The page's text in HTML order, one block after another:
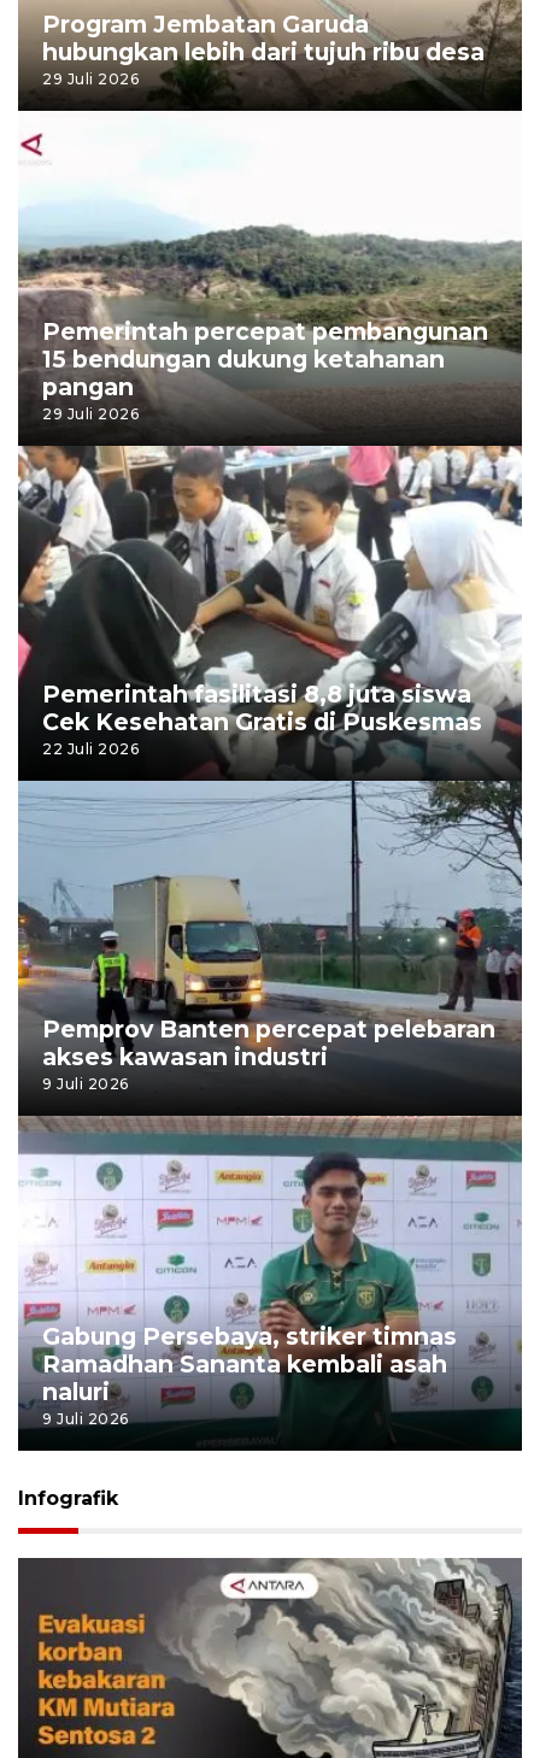
Program Jembatan Garuda
hubungkan lebih dari tujuh ribu desa
29 Juli 2026
Pemerintah percepat pembangunan
15 bendungan dukung ketahanan
pangan
29 Juli 2026
Pemerintah fasilitasi 8,8 juta siswa
Cek Kesehatan Gratis di Puskesmas
22 Juli 2026
Pemprov Banten percepat pelebaran
akses kawasan industri
9 Juli 2026
Gabung Persebaya, striker timnas
Ramadhan Sananta kembali asah
naluri
9 Juli 2026
Infografik